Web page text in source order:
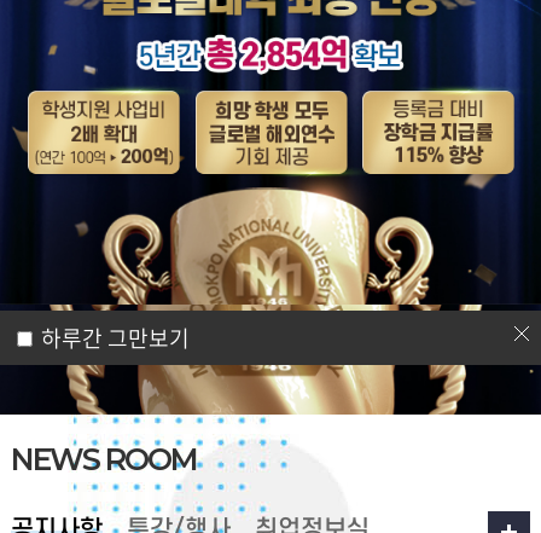
국립목포대학교 글로컬 대학 선정
글로컬대학선정
01
NEWS ROOM
하루간 그만보기